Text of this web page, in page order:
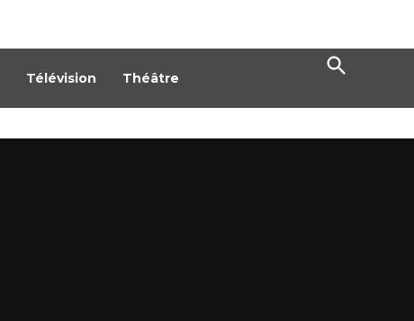
Télévision Théâtre
Open
Search